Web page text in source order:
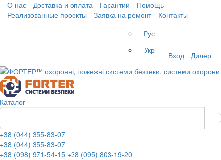
О нас Доставка и оплата Гарантии
Помощь
Реализованные проекты
Заявка на ремонт
Контакты
Рус
Укр
Вход Дилер
Каталог
+38 (044) 355-83-07
+38 (044) 355-83-07
+38 (098) 971-54-15 +38 (095) 803-19-20